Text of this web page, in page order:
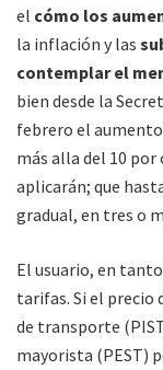
el cómo los
la inflación y las
contemplar el
bien desde la
febrero el
más alla del 10 por
aplicarán; que
gradual, en tres o
El usuario, en
tarifas. Si el precio
de transporte
mayorista (PEST)